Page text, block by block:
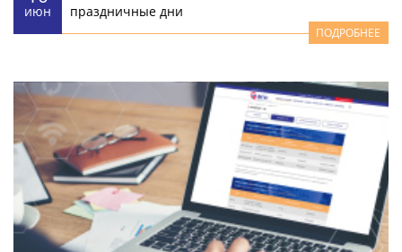
июн
праздничные дни
ПОДРОБНЕЕ